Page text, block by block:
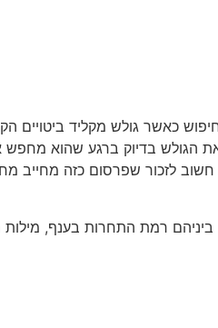
כאשר גולש מקליד ביטויים
הגולש בדיוק ברגע שהוא מחפש
חשוב לזכור שפרסום כזה מחייב
ביניהם רמת התחרות בענף,